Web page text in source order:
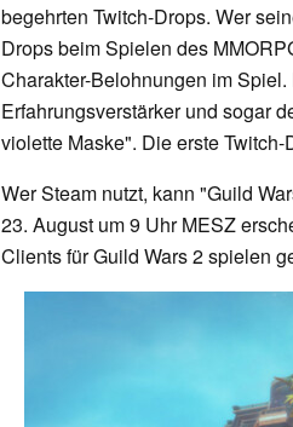
begehrten Twitch-Drops. Wer
Drops beim Spielen des
Charakter-Belohnungen im
Erfahrungsverstärker und sogar
violette Maske". Die erste
Wer Steam nutzt, kann "Guild
23. August um 9 Uhr MESZ
Clients für Guild Wars 2 spielen